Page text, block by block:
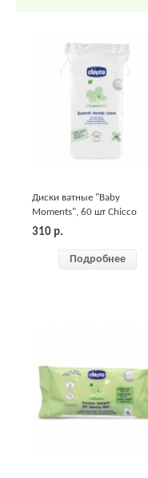
Диски ватные "Baby
Moments", 60 шт Chicco
310 р.
Подробнее